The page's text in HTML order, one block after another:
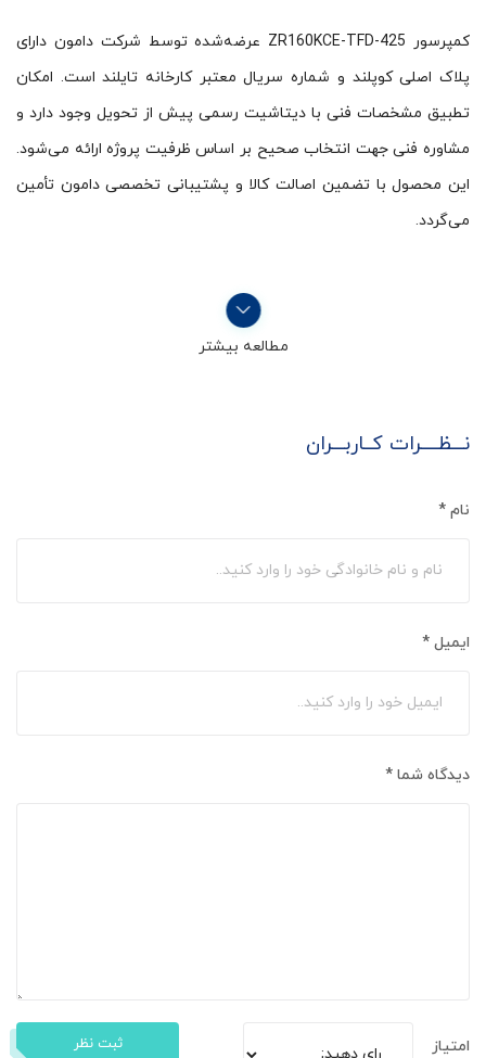
کمپرسور ZR160KCE-TFD-425 عرضه‌شده توسط شرکت دامون دارای
پلاک اصلی کوپلند و شماره سریال معتبر کارخانه تایلند است. امکان
تطبیق مشخصات فنی با دیتاشیت رسمی پیش از تحویل وجود دارد و
مشاوره فنی جهت انتخاب صحیح بر اساس ظرفیت پروژه ارائه می‌شود.
این محصول با تضمین اصالت کالا و پشتیبانی تخصصی دامون تأمین
می‌گردد.
مطالعه بیشتر
نـــظــــرات کــاربـــران
نام *
ایمیل *
دیدگاه شما *
امتیاز
ثبت نظر